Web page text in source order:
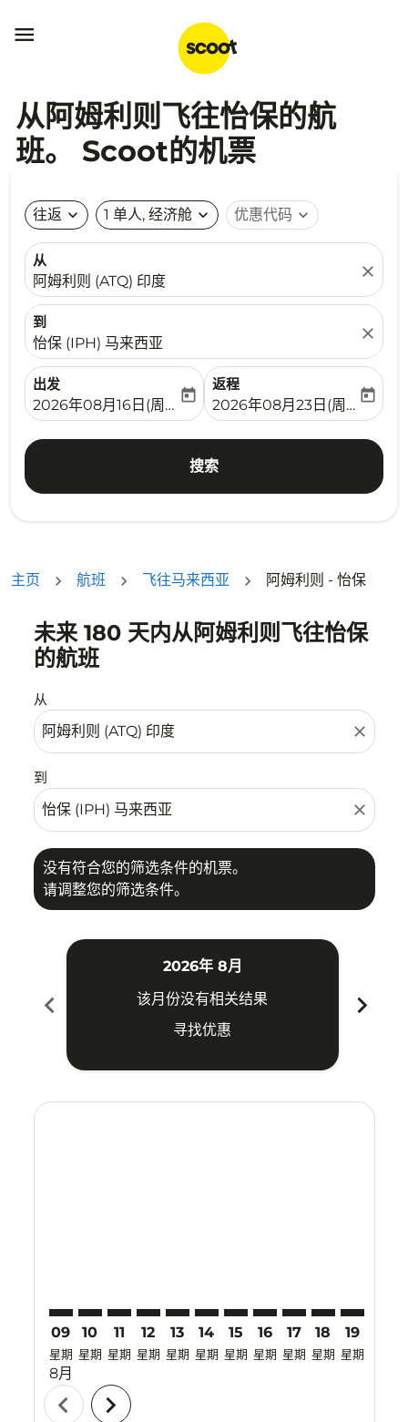

从阿姆利则飞往怡保的航
班。 Scoot的机票
往返 expand_more 1 单人, 经济舱 expand_more 优惠代码 expand_more
从
阿姆利则 (ATQ) 印度
close
到
怡保 (IPH) 马来西亚
close
出发
fc-booking-departure-date-aria-label
2026年08月16日(周日)
today
返程
fc-booking-return-date-
2026年08月23日(周日)
today
搜索
主页 航班 飞往马来西亚 阿姆利则 - 怡保
未来 180 天内从阿姆利则飞往怡保
的航班
从
close
到
close
没有符合您的筛选条件的机票。
请调整您的筛选条件。
没有符合您的筛选条件的机票。请调整您的筛选条件。
chevron_left
2026年 8月
该月份没有相关结果
寻找优惠
chevron_right
09
星期
8月
10
星期
11
星期
12
星期
13
星期
14
星期
15
星期
16
星期
17
星期
18
星期
19
星期
chevron_left chevron_right